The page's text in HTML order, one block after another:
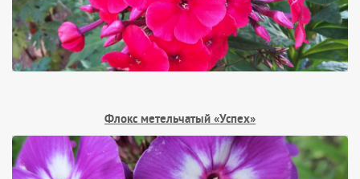
Флокс метельчатый «Успех»